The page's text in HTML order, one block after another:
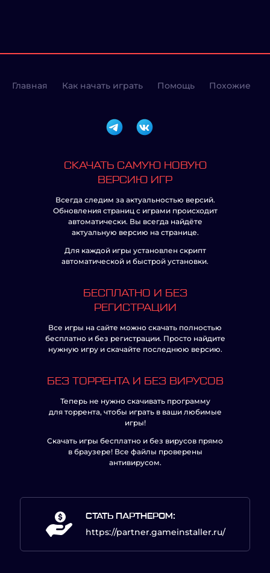
Главная Как начать играть Помощь Похожие
СКАЧАТЬ САМУЮ НОВУЮ
ВЕРСИЮ ИГР
Всегда следим за актуальностью версий.
Обновления страниц с играми происходит
автоматически. Вы всегда найдёте
актуальную версию на странице.
Для каждой игры установлен скрипт
автоматической и быстрой установки.
БЕСПЛАТНО И БЕЗ
РЕГИСТРАЦИИ
Все игры на сайте можно скачать полностью
бесплатно и без регистрации. Просто найдите
нужную игру и скачайте последнюю версию.
БЕЗ ТОРРЕНТА И БЕЗ ВИРУСОВ
Теперь не нужно скачивать программу
для торрента, чтобы играть в ваши любимые
игры!
Скачать игры бесплатно и без вирусов прямо
в браузере! Все файлы проверены
антивирусом.
СТАТЬ ПАРТНЕРОМ:
https://partner.gameinstaller.ru/